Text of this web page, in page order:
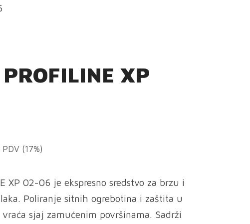
XP
(17%)
XP 02-06 je ekspresno sredstvo za brzu i
Poliranje sitnih ogrebotina i zaštita u
vraća sjaj zamućenim površinama. Sadrži